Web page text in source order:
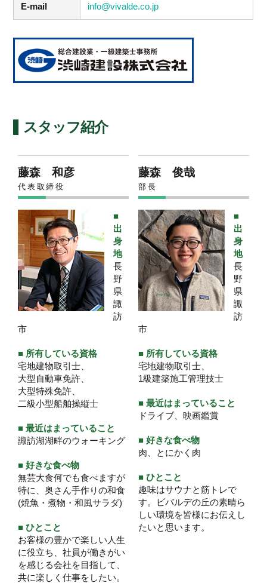
E-mail info@vivalde.co.jp
スタッフ紹介
藤森 和彦
代表取締役
■
出
身
地
長
野
県
諏
訪
市
■ 所有している資格
宅地建物取引士、
大型自動車免許、
大型特殊免許、
二級小型船舶操縦士
■ 最近はまっていること
諏訪湖湖畔のウォーキング
■ 好きな食べ物
無芸大食何でも食べますが
特に、奥さん手作りの和食
(焼魚・煮物・和風サラダ)
■ ひとこと
お客様の豊かで楽しい人生
に役立ち、社員が働きがい
を感じる会社を目指して、
共に楽しく仕事をしたい。
藤森 俊哉
部長
■
出
身
地
長
野
県
諏
訪
市
■ 所有している資格
宅地建物取引士、
1級建築施工管理技士
■ 最近はまっていること
ドライブ、映画鑑賞
■ 好きな食べ物
肉、とにかく肉
■ ひとこと
趣味はサウナと筋トレで
す。ビバルデの丘の素晴ら
しい環境を皆様にお伝えし
たいと思います。